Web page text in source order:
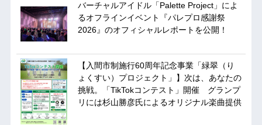
バーチャルアイドル「Palette Project」によ
るオフラインイベント『パレプロ感謝祭
2026』のオフィシャルレポートを公開！
【入間市制施行60周年記念事業「緑翠（り
ょくすい）プロジェクト」】次は、あなたの
挑戦。「TikTokコンテスト」開催 グランプ
リには杉山勝彦氏によるオリジナル楽曲提供